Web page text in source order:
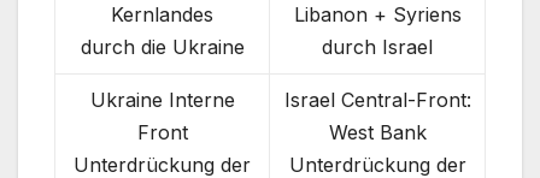
Kernlandes
durch die Ukraine
Libanon + Syriens
durch Israel
Ukraine Interne
Front
Unterdrückung der
Israel Central-Front:
West Bank
Unterdrückung der